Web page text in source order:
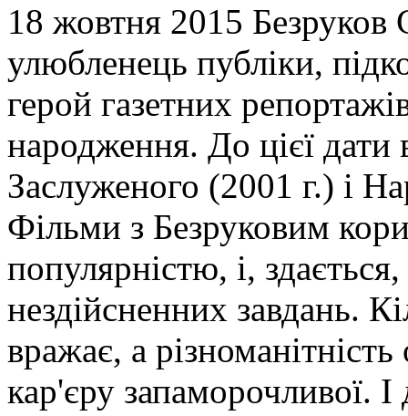
18 жовтня 2015 Безруков
улюбленець публіки,
герой газетних
народження. До цієї дати
Заслуженого (2001 г.) і
Фільми з Безруковим
популярністю, і,
нездійсненних завдань.
вражає, а
кар'єру запаморочливої.